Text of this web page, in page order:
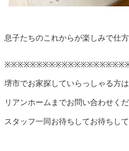
息子たちのこれからが楽しみで仕
堺市でお家探していらっしゃる方は
リアンホームまでお問い合わせく
スタッフ一同お待ちしてお待ちし